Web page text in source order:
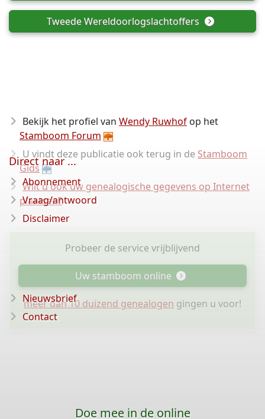
Tweede Wereldoorlogslachtoffers
Bekijk het profiel van Wendy Ruwhof op het
Stamboom Forum
U vindt deze publicatie ook terug in de Stamboom
Gids
Wilt u ook uw genealogische gegevens op Internet
plaatsen?
Probeer de service vrijblijvend
Uw stamboom online
meer dan 10 duizend genealogen gingen u voor!
Direct naar ...
Abonnement
Vraag/antwoord
Disclaimer
Nieuwsbrief
Contact
Doe mee in de online